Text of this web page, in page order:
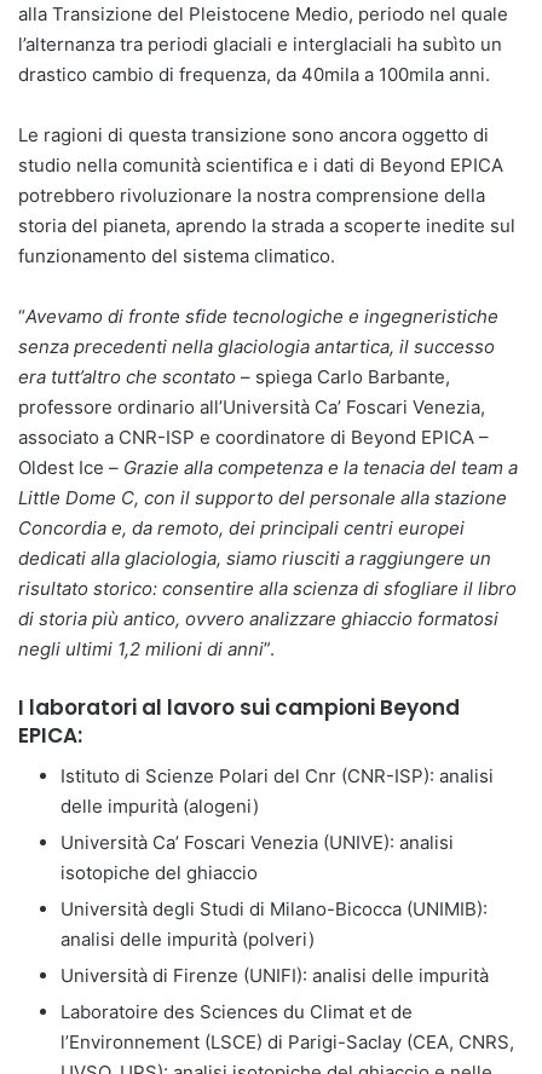
alla Transizione del Pleistocene Medio, periodo nel quale
l’alternanza tra periodi glaciali e interglaciali ha subìto un
drastico cambio di frequenza, da 40mila a 100mila anni.
Le ragioni di questa transizione sono ancora oggetto di
studio nella comunità scientifica e i dati di Beyond EPICA
potrebbero rivoluzionare la nostra comprensione della
storia del pianeta, aprendo la strada a scoperte inedite sul
funzionamento del sistema climatico.
“Avevamo di fronte sfide tecnologiche e ingegneristiche
senza precedenti nella glaciologia antartica, il successo
era tutt’altro che scontato – spiega Carlo Barbante,
professore ordinario all’Università Ca’ Foscari Venezia,
associato a CNR-ISP e coordinatore di Beyond EPICA –
Oldest Ice – Grazie alla competenza e la tenacia del team a
Little Dome C, con il supporto del personale alla stazione
Concordia e, da remoto, dei principali centri europei
dedicati alla glaciologia, siamo riusciti a raggiungere un
risultato storico: consentire alla scienza di sfogliare il libro
di storia più antico, ovvero analizzare ghiaccio formatosi
negli ultimi 1,2 milioni di anni”.
I laboratori al lavoro sui campioni Beyond
EPICA:
Istituto di Scienze Polari del Cnr (CNR-ISP): analisi
delle impurità (alogeni)
Università Ca’ Foscari Venezia (UNIVE): analisi
isotopiche del ghiaccio
Università degli Studi di Milano-Bicocca (UNIMIB):
analisi delle impurità (polveri)
Università di Firenze (UNIFI): analisi delle impurità
Laboratoire des Sciences du Climat et de
l’Environnement (LSCE) di Parigi-Saclay (CEA, CNRS,